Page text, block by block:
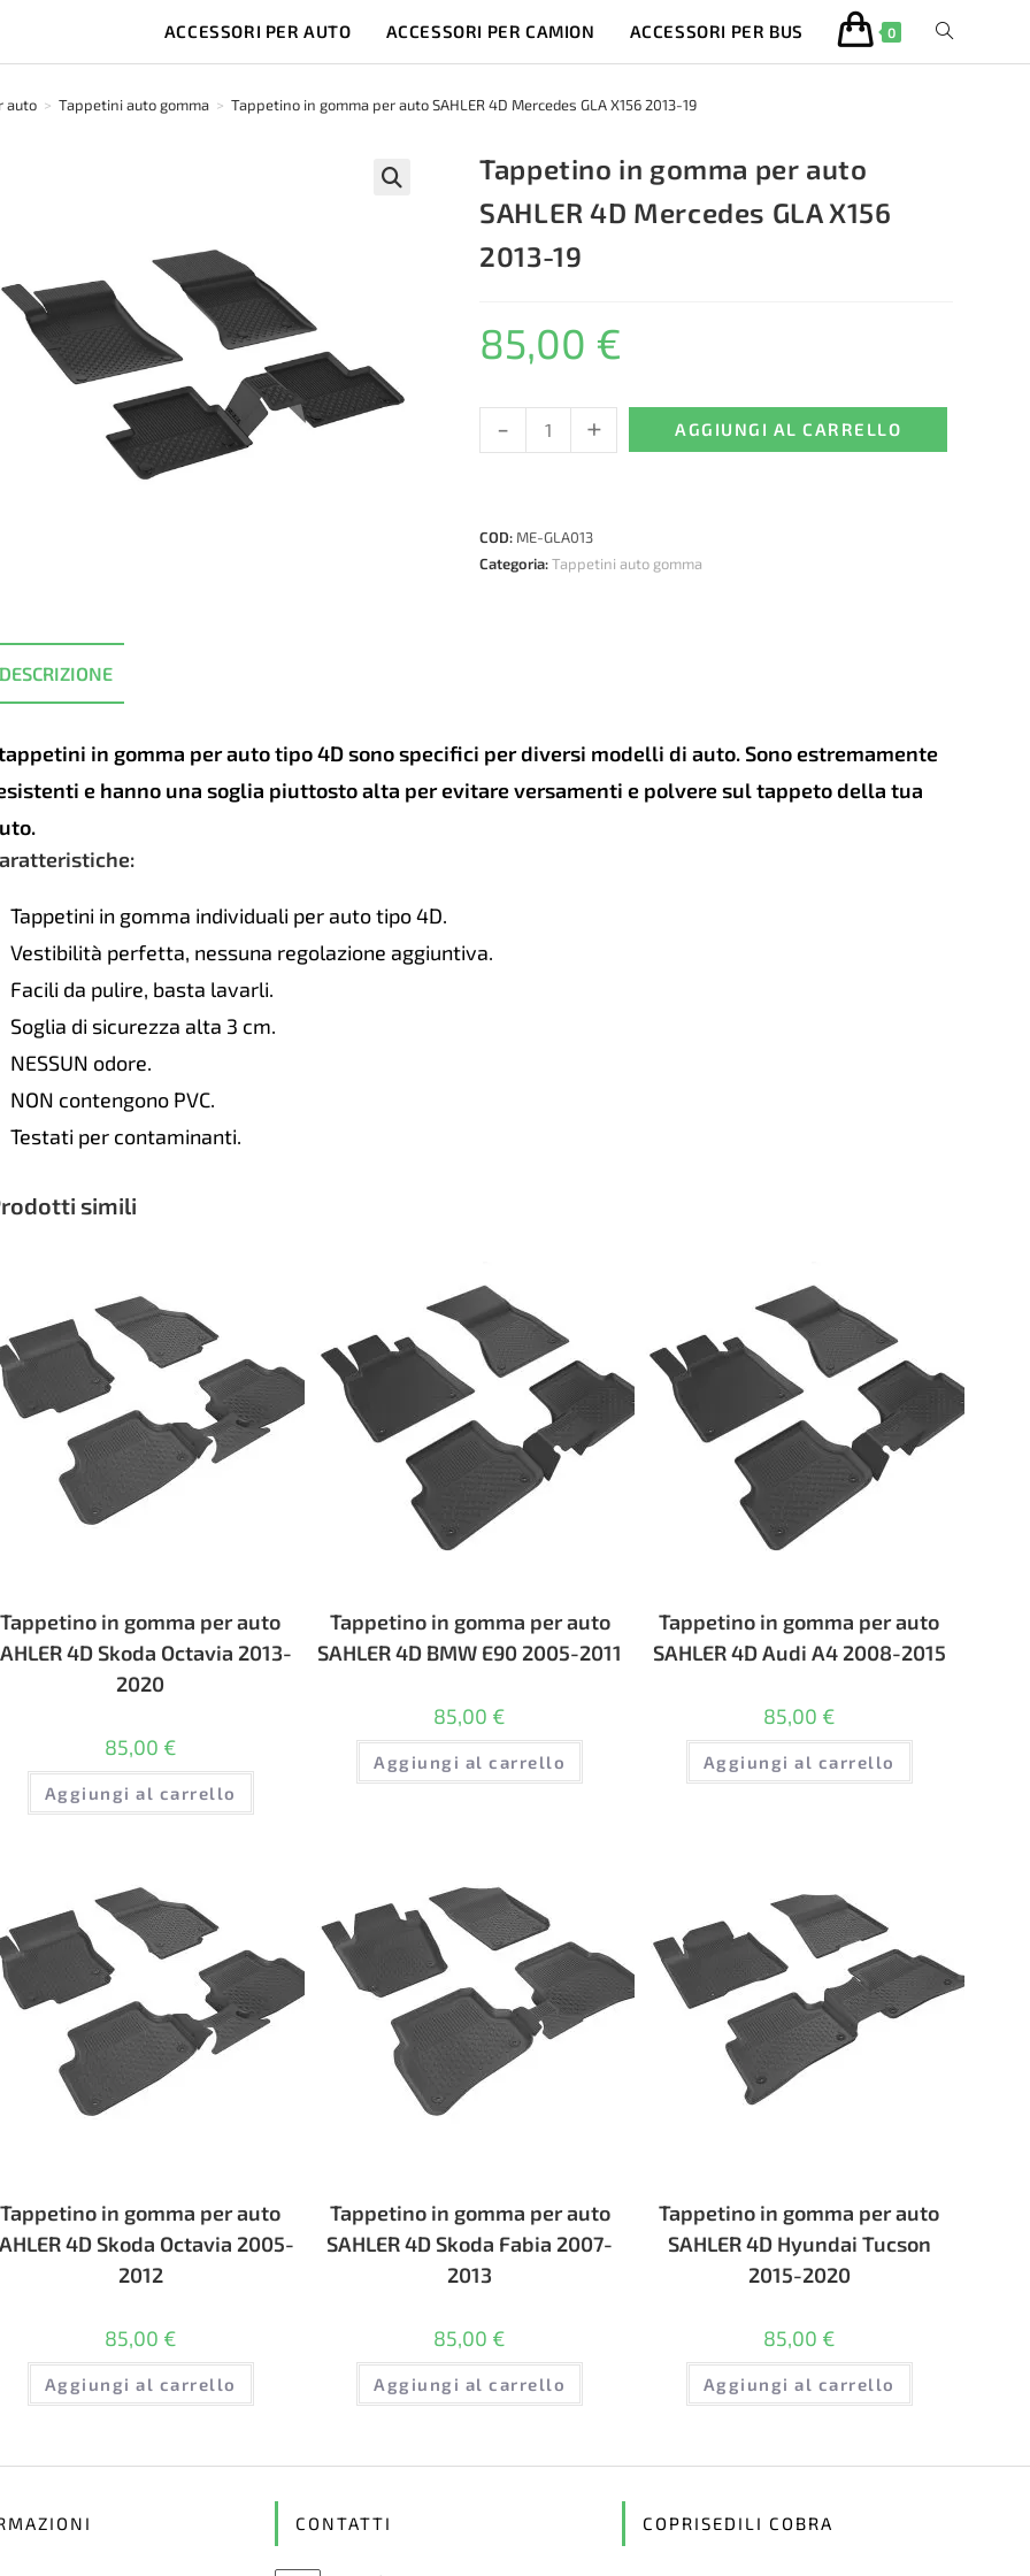
ACCESSORI PER AUTO ACCESSORI PER CAMION ACCESSORI PER BUS 0 ATTIVA/
auto > Tappetini auto gomma > Tappetino in gomma per auto SAHLER 4D Mercedes GLA X156 2013-19
Tappetino in gomma per auto
SAHLER 4D Mercedes GLA X156
2013-19
85,00 €
Tappetino
in
auto
SAHLER
quantità
- + AGGIUNGI AL CARRELLO
COD: ME-GLA013
Categoria:Tappetini auto gomma
in gomma per auto tipo 4D sono specifici per diversi modelli di auto. Sono estremamente
e hanno una soglia piuttosto alta per evitare versamenti e polvere sul tappeto della tua
Tappetini in gomma individuali per auto tipo 4D.
Vestibilità perfetta, nessuna regolazione aggiuntiva.
Facili da pulire, basta lavarli.
Soglia di sicurezza alta 3 cm.
NESSUN odore.
NON contengono PVC.
Testati per contaminanti.
simili
Tappetino in gomma per auto
4D Skoda Octavia 2013-
2020
85,00 €
Aggiungi al carrello
Tappetino in gomma per auto
SAHLER 4D BMW E90 2005-2011
85,00 €
Aggiungi al carrello
Tappetino in gomma per auto
SAHLER 4D Audi A4 2008-2015
85,00 €
Aggiungi al carrello
Tappetino in gomma per auto
4D Skoda Octavia 2005-
2012
85,00 €
Aggiungi al carrello
Tappetino in gomma per auto
SAHLER 4D Skoda Fabia 2007-
2013
85,00 €
Aggiungi al carrello
Tappetino in gomma per auto
SAHLER 4D Hyundai Tucson
2015-2020
85,00 €
Aggiungi al carrello
CONTATTI COPRISEDILI COBRA